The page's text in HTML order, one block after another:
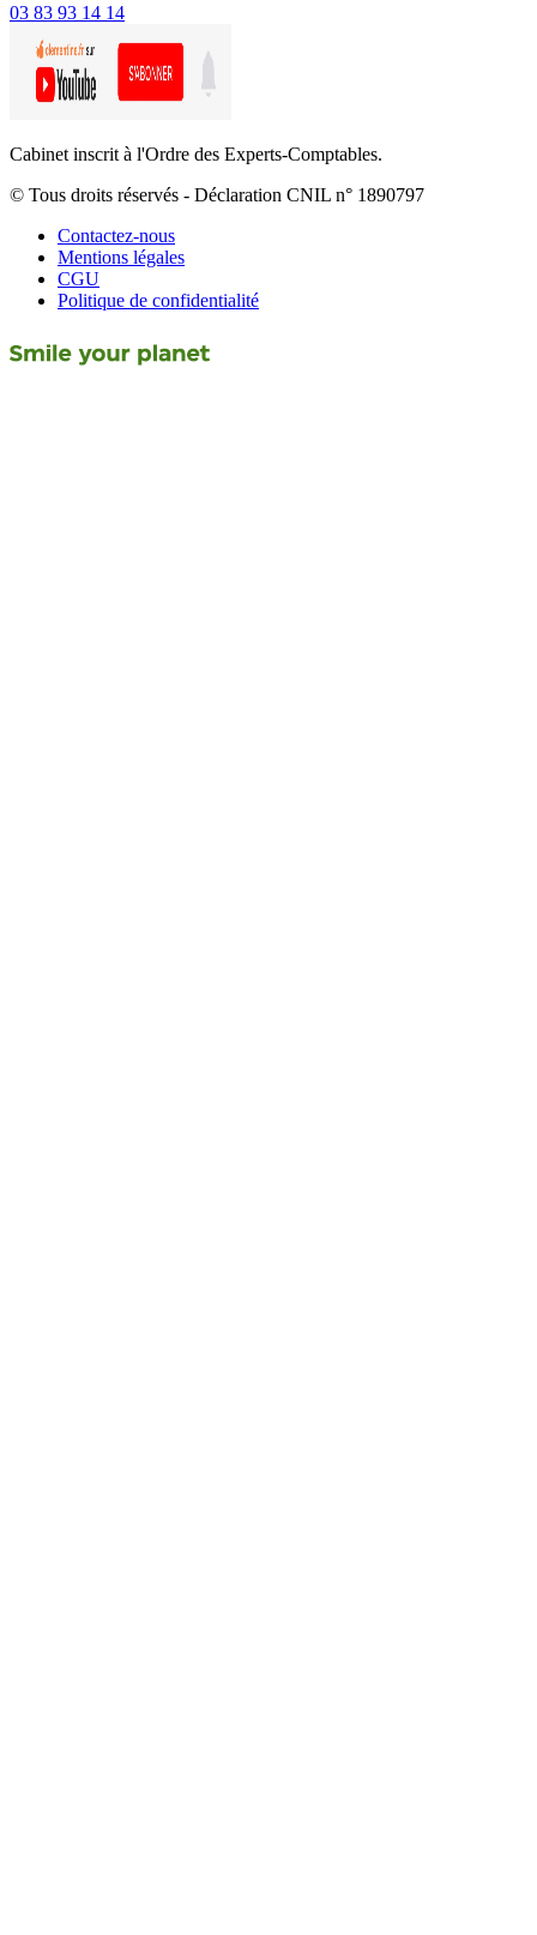
03 83 93 14 14
Cabinet inscrit à l'Ordre des Experts-Comptables.
© Tous droits réservés - Déclaration CNIL n° 1890797
Contactez-nous
Mentions légales
CGU
Politique de confidentialité